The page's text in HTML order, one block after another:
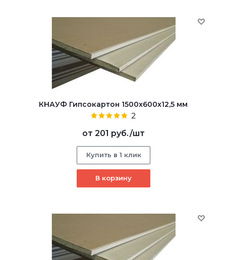
КНАУФ Гипсокартон 1500x600x12,5 мм
2
от 201 руб./шт
Купить в 1 клик
В корзину